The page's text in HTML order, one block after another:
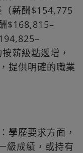
薪酬$154,775
$168,815–
薪級點遞增，
提供明確的職業
學歷要求方面，
級成績，或持有